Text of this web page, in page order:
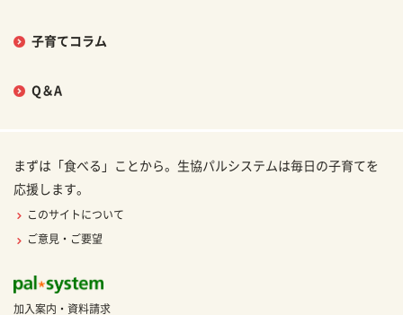
子育てコラム
Q＆A
まずは「食べる」ことから。生協パルシステムは毎日の子育てを
応援します。
このサイトについて
ご意見・ご要望
加入案内・資料請求